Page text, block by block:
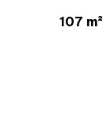
107 m²